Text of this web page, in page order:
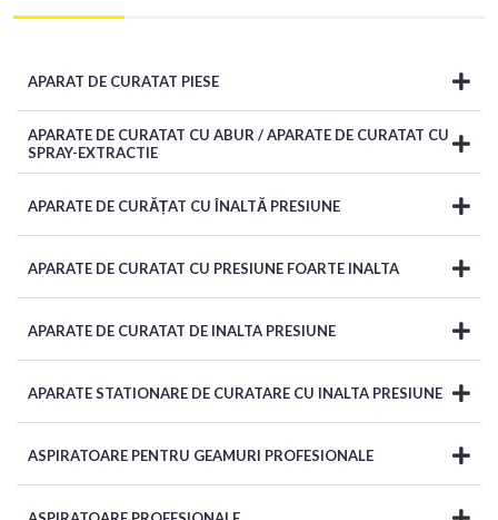
APARAT DE CURATAT PIESE
APARATE DE CURATAT CU ABUR / APARATE DE CURATAT CU
SPRAY-EXTRACTIE
APARATE DE CURĂȚAT CU ÎNALTĂ PRESIUNE
APARATE DE CURATAT CU PRESIUNE FOARTE INALTA
APARATE DE CURATAT DE INALTA PRESIUNE
APARATE STATIONARE DE CURATARE CU INALTA PRESIUNE
ASPIRATOARE PENTRU GEAMURI PROFESIONALE